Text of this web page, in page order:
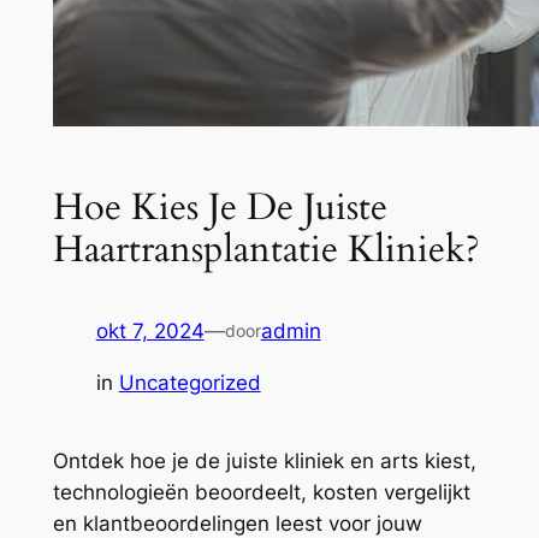
Hoe Kies Je De Juiste
Haartransplantatie Kliniek?
okt 7, 2024—dooradmin
in Uncategorized
Ontdek hoe je de juiste kliniek en arts kiest,
technologieën beoordeelt, kosten vergelijkt
en klantbeoordelingen leest voor jouw